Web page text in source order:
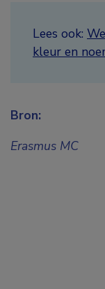
Lees ook:
kleur en
Bron:
Erasmus MC